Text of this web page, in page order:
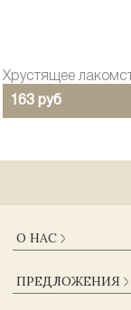
Хрустящее
163 руб
О НАС
ДОСТАВКА И
ПРЕДЛОЖЕНИЯ